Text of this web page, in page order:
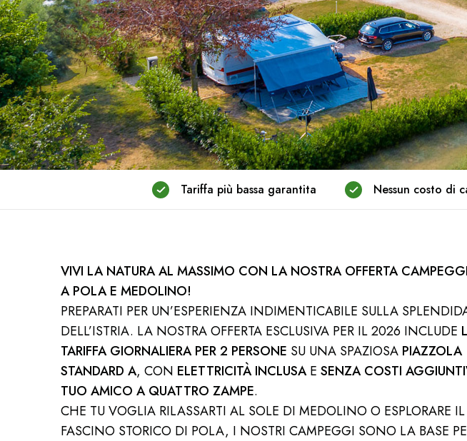
Tariffa più bassa garantita Nessun costo di
VIVI LA NATURA AL MASSIMO CON LA NOSTRA OFFERTA
A POLA E MEDOLINO!
PREPARATI PER UN’ESPERIENZA INDIMENTICABILE SULLA
DELL’ISTRIA. LA NOSTRA OFFERTA ESCLUSIVA PER IL 2026 INCLUDE
TARIFFA GIORNALIERA PER 2 PERSONE SU UNA SPAZIOSA PIAZZOLA
STANDARD A, CON ELETTRICITÀ INCLUSAESENZA COSTI
TUO AMICO A QUATTRO ZAMPE.
CHE TU VOGLIA RILASSARTI AL SOLE DI MEDOLINO O ESPLORARE IL
FASCINO STORICO DI POLA, I NOSTRI CAMPEGGI SONO LA BASE